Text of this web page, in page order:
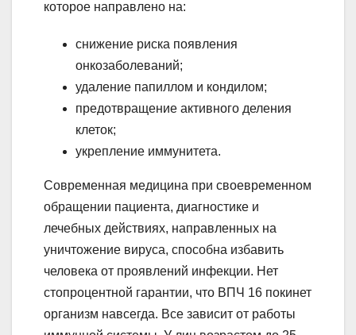
которое направлено на:
снижение риска появления
онкозаболеваний;
удаление папиллом и кондилом;
предотвращение активного деления
клеток;
укрепление иммунитета.
Современная медицина при своевременном
обращении пациента, диагностике и
лечебных действиях, направленных на
уничтожение вируса, способна избавить
человека от проявлений инфекции. Нет
стопроцентной гарантии, что ВПЧ 16 покинет
организм навсегда. Все зависит от работы